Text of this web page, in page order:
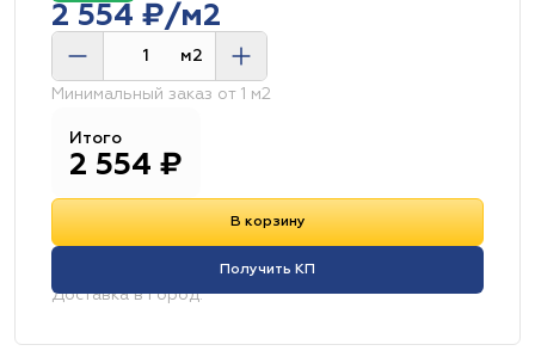
2 554 ₽/м2
м2
Минимальный заказ от 1 м2
Итого
2 554 ₽
В корзину
Получить КП
Доставка в город: